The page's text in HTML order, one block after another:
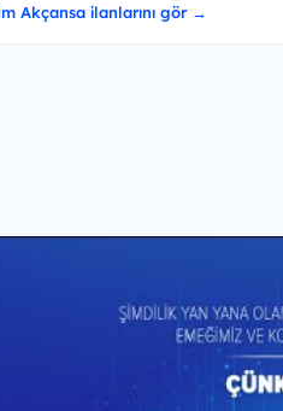
Akçansa ilanlarını gör →